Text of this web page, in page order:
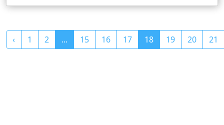
‹ 1 2 ... 15 16 17 18 19 20 21